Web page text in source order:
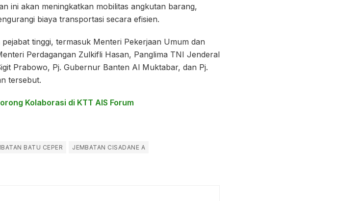
ini akan meningkatkan mobilitas angkutan barang,
biaya transportasi secara efisien.
tinggi, termasuk Menteri Pekerjaan Umum dan
Perdagangan Zulkifli Hasan, Panglima TNI Jenderal
Prabowo, Pj. Gubernur Banten Al Muktabar, dan Pj.
tersebut.
Kolaborasi di KTT AIS Forum
BATU CEPER
JEMBATAN CISADANE A